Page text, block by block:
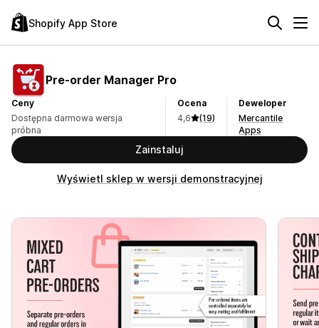
Shopify App Store
Pre‑order Manager Pro
Ceny
Dostępna darmowa wersja
próbna
Ocena
4,6
(19)
Deweloper
Mercantile
Apps
Zainstaluj
Wyświetl sklep w wersji demonstracyjnej